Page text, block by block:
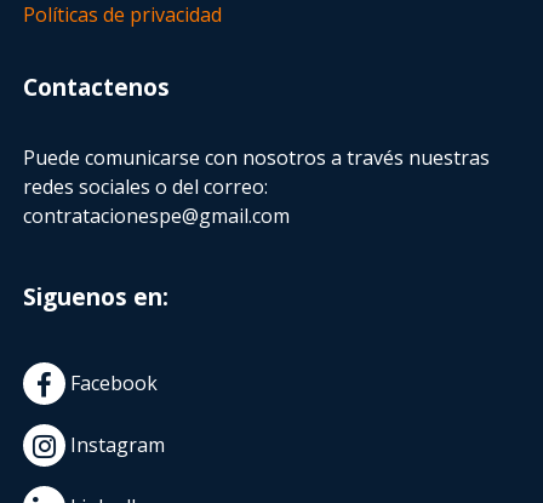
Políticas de privacidad
Contactenos
Puede comunicarse con nosotros a través nuestras
redes sociales o del correo:
contratacionespe@gmail.com
Siguenos en:
Facebook
Instagram